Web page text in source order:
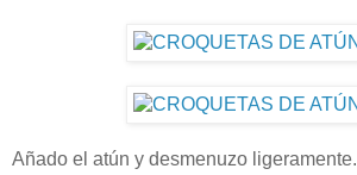
Añado el atún y desmenuzo ligeramente.